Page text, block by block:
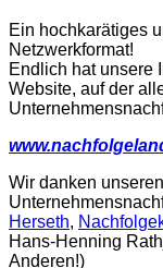
Ein hochkarätiges
Netzwerkformat!
Endlich hat unsere
Website, auf der
Wir danken
Herseth​,
Hans-Henning
Anderen!)